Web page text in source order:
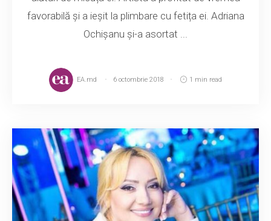
favorabilă și a ieșit la plimbare cu fetița ei. Adriana
Ochișanu și-a asortat ...
EA.md 6 octombrie 2018 1 min read